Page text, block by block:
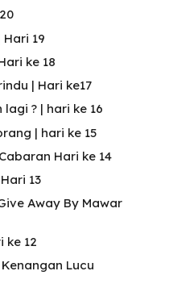
19
ke 18
| Hari ke17
? | hari ke 16
| hari ke 15
Hari ke 14
13
Away By Mawar
ke 12
Lucu